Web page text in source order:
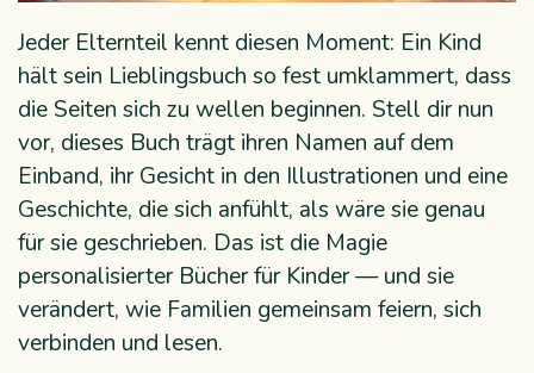
Jeder Elternteil kennt diesen Moment: Ein Kind
hält sein Lieblingsbuch so fest umklammert, dass
die Seiten sich zu wellen beginnen. Stell dir nun
vor, dieses Buch trägt ihren Namen auf dem
Einband, ihr Gesicht in den Illustrationen und eine
Geschichte, die sich anfühlt, als wäre sie genau
für sie geschrieben. Das ist die Magie
personalisierter Bücher für Kinder — und sie
verändert, wie Familien gemeinsam feiern, sich
verbinden und lesen.